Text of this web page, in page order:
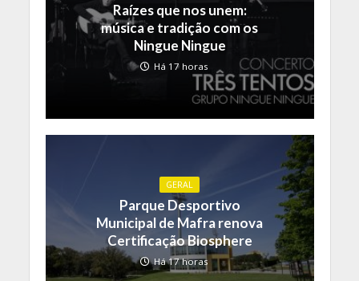
Raízes que nos unem:
música e tradição com os
Ningue Ningue
Há 17 horas
GERAL
Parque Desportivo
Municipal de Mafra renova
Certificação Biosphere
Há 17 horas